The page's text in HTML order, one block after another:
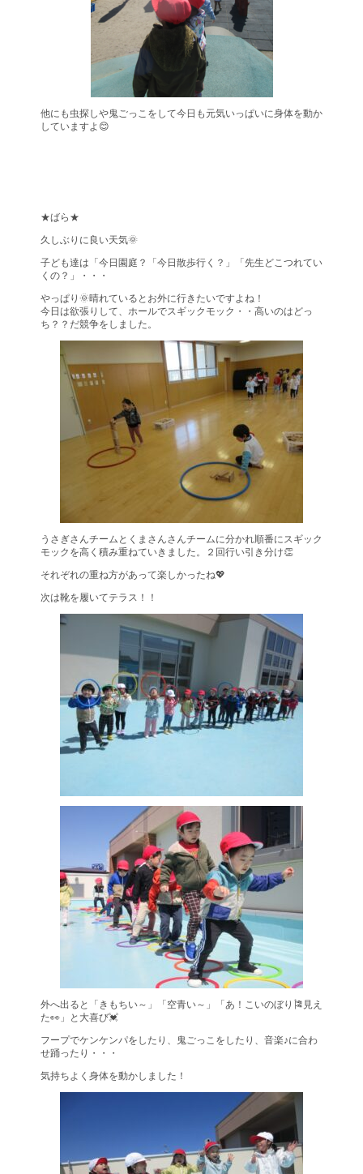
他にも虫探しや鬼ごっこをして今日も元気いっぱいに身体を動か
していますよ😊
★ばら★
久しぶりに良い天気🌞
子ども達は「今日園庭？「今日散歩行く？」「先生どこつれてい
くの？」・・・
やっぱり🌞晴れているとお外に行きたいですよね！
今日は欲張りして、ホールでスギックモック・・高いのはどっ
ち？？だ競争をしました。
うさぎさんチームとくまさんさんチームに分かれ順番にスギック
モックを高く積み重ねていきました。２回行い引き分け👏
それぞれの重ね方があって楽しかったね💖
次は靴を履いてテラス！！
外へ出ると「きもちい～」「空青い～」「あ！こいのぼり🎏見え
た👀」と大喜び💓
フープでケンケンパをしたり、鬼ごっこをしたり、音楽♪に合わ
せ踊ったり・・・
気持ちよく身体を動かしました！